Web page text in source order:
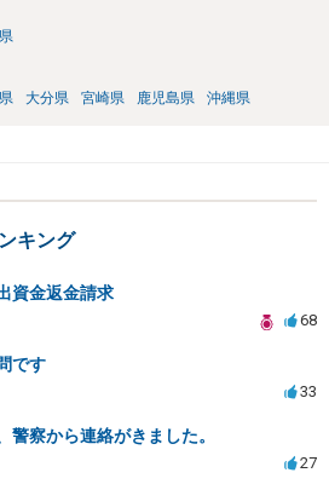
ような、投資詐欺の実情や処理方針を的
が、弁護士を信頼できるかどうかのポイ
大分県 宮崎県 鹿児島県 沖縄県
キング
資金返金請求
68
です
33
警察から連絡がきました。
27